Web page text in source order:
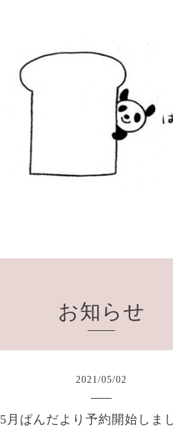
お知らせ
2021/05/02
5月ぱんだより予約開始しま